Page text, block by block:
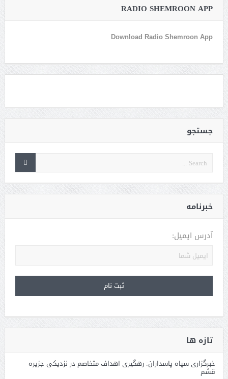
RADIO SHEMROON APP
Download Radio Shemroon App
جستجو
خبرنامه
آدرس ایمیل:
تازه ها
خبرگزاری سپاه پاسداران: رهگیری اهداف متخاصم در نزدیکی جزیره
قشم